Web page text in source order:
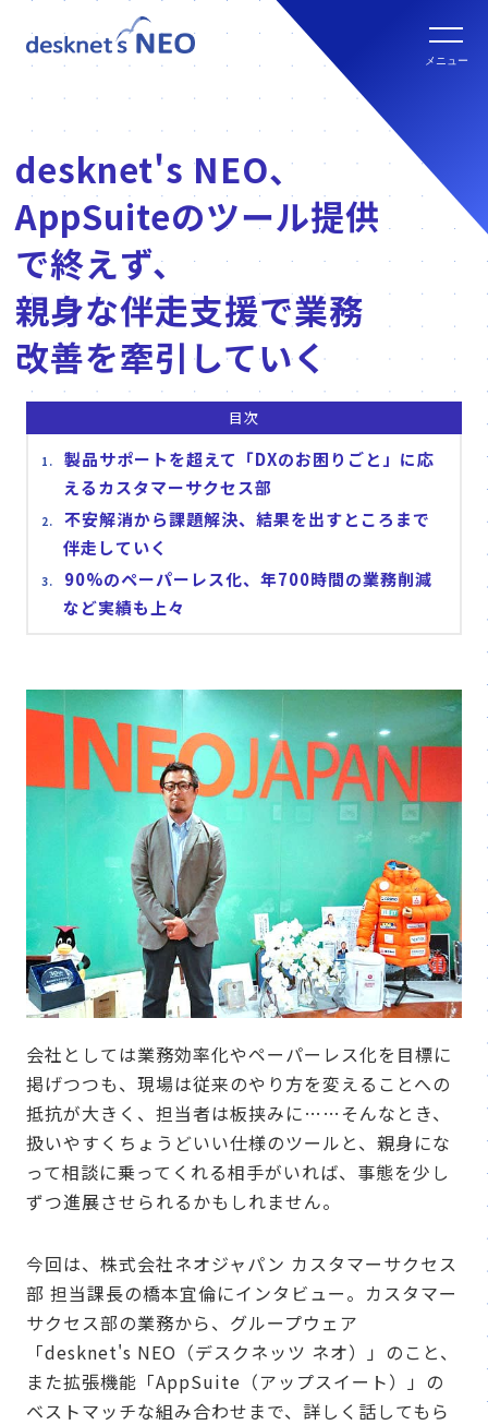
メニュー
クラウド版の特長
クラウド版・パッケージ版比較
他社グループウェアからの乗換 hot!
ご利用環境について
クラウド版の動作環境
パッケージ版の動作環境
全文検索システム Neuron ES new
連携ツール
クラウド版連携ツール
パッケージ版連携ツール
パッケージ版ライセンス価格
パッケージ版年間サポート
パッケージ版ご購入の流れ
販売パートナー
販売パートナー⼀覧
AppSuiteインテグレーター
desknet's NEO、
AppSuiteのツール提供
で終えず、
親身な伴走支援で業務
改善を牽引していく
目次
製品サポートを超えて「DXのお困りごと」に応
えるカスタマーサクセス部
不安解消から課題解決、結果を出すところまで
伴走していく
90%のペーパーレス化、年700時間の業務削減
など実績も上々
会社としては業務効率化やペーパーレス化を目標に
掲げつつも、現場は従来のやり方を変えることへの
抵抗が大きく、担当者は板挟みに……そんなとき、
扱いやすくちょうどいい仕様のツールと、親身にな
って相談に乗ってくれる相手がいれば、事態を少し
ずつ進展させられるかもしれません。
今回は、株式会社ネオジャパン カスタマーサクセス
部 担当課長の橋本宜倫にインタビュー。カスタマー
サクセス部の業務から、グループウェア
「desknet's NEO（デスクネッツ ネオ）」のこと、
また拡張機能「AppSuite（アップスイート）」の
ベストマッチな組み合わせまで、詳しく話してもら